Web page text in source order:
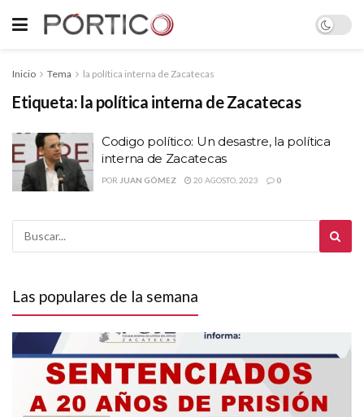
Inicio Tema la política interna de Zacatecas
Etiqueta: la política interna de Zacatecas
Codigo político: Un desastre, la política
interna de Zacatecas
POR JUAN GÓMEZ 20 AGOSTO, 2023 0
Las populares de la semana